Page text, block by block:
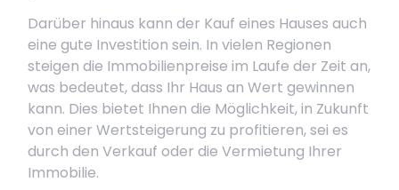
Darüber hinaus kann der Kauf eines Hauses auch
eine gute Investition sein. In vielen Regionen
steigen die Immobilienpreise im Laufe der Zeit an,
was bedeutet, dass Ihr Haus an Wert gewinnen
kann. Dies bietet Ihnen die Möglichkeit, in Zukunft
von einer Wertsteigerung zu profitieren, sei es
durch den Verkauf oder die Vermietung Ihrer
Immobilie.